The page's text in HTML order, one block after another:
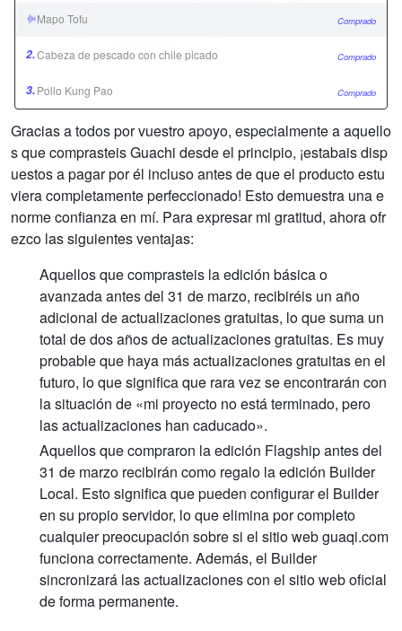
Mapo Tofu Comprado
2.Cabeza de pescado con chile picado Comprado
3.Pollo Kung Pao Comprado
Colección de cocina cantonesa
4.Pollo hervido Comprado
5.Char siu glaseado con miel Comprado
6.Cerdo asado crujiente
Gracias a todos por vuestro apoyo, especialmente a aquello
s que comprasteis Guachi desde el principio, ¡estabais disp
uestos a pagar por él incluso antes de que el producto estu
viera completamente perfeccionado! Esto demuestra una e
norme confianza en mí. Para expresar mi gratitud, ahora ofr
ezco las siguientes ventajas:
Aquellos que comprasteis la edición básica o
avanzada antes del 31 de marzo, recibiréis un año
adicional de actualizaciones gratuitas, lo que suma un
total de dos años de actualizaciones gratuitas. Es muy
probable que haya más actualizaciones gratuitas en el
futuro, lo que significa que rara vez se encontrarán con
la situación de «mi proyecto no está terminado, pero
las actualizaciones han caducado».
Aquellos que compraron la edición Flagship antes del
31 de marzo recibirán como regalo la edición Builder
Local. Esto significa que pueden configurar el Builder
en su propio servidor, lo que elimina por completo
cualquier preocupación sobre si el sitio web guaqi.com
funciona correctamente. Además, el Builder
sincronizará las actualizaciones con el sitio web oficial
de forma permanente.